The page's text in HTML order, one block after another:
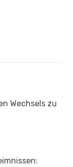
Wechsels zu